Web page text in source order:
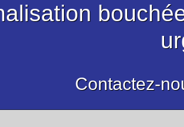
Contactez-